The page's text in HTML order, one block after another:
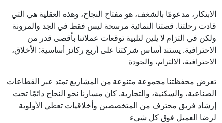
الابتكار، مدعومًا بالشغف، هو مفتاح النجاح، وهذه العقلية هي التي
قادت رحلتنا. قصتنا النمائية مرسخة ليس فقط في الجد والمرونة
ولكن في التزام لا يلين لتلبية توقعات عملائنا بأقصى قدر من
الاحترافية. يستند أساس شركتنا على أربع ركائز أساسية: الأخلاق،
الاحترافية، الالتزام، والجودة
تعرض محفظتنا مجموعة متنوعة من المشاريع تمتد عبر القطاعات
الصناعية، والسكنية، والتجارية. كان مسارنا نحو النجاح دائمًا تحت
إرشاد فريق محترف من المتخصصين وأخلاقيات تعطي الأولوية
لرضا العميل فوق كل شيء